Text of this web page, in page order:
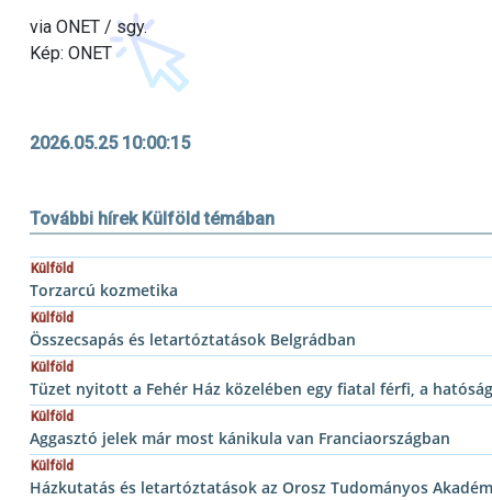
via ONET / sgy.
Kép: ONET
2026.05.25 10:00:15
További hírek Külföld témában
Külföld
Torzarcú kozmetika
Külföld
Összecsapás és letartóztatások Belgrádban
Külföld
Tüzet nyitott a Fehér Ház közelében egy fiatal férfi, a
Külföld
Aggasztó jelek már most kánikula van Franciaországban
Külföld
Házkutatás és letartóztatások az Orosz Tudományos